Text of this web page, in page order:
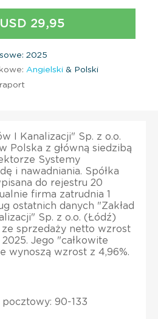
USD 29,95
2025
Angielski & Polski
I Kanalizacji" Sp. z o.o.
Polska z główną siedzibą
Systemy
i nawadniania. Spółka
do rejestru 20
firma zatrudnia 1
ostatnich danych "Zakład
Sp. z o.o. (Łódź)
ze sprzedaży netto wzrost
Jego "całkowite
wynoszą wzrost z 4,96%.
90-133